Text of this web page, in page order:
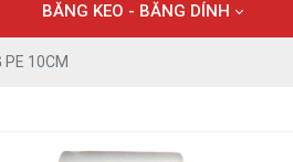
BĂNG KEO - BĂNG DÍNH
PE 10CM